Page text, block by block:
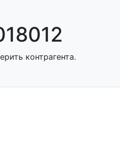
контрагента.